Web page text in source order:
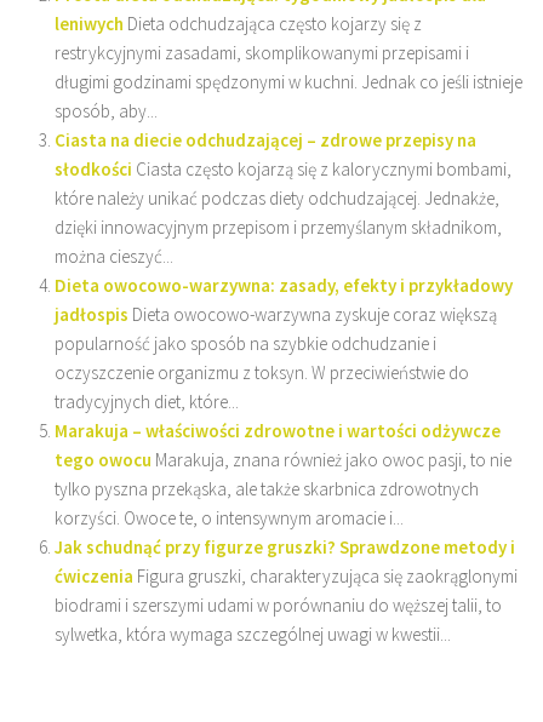
leniwych Dieta odchudzająca często kojarzy się z
restrykcyjnymi zasadami, skomplikowanymi przepisami i
długimi godzinami spędzonymi w kuchni. Jednak co jeśli istnieje
sposób, aby...
Ciasta na diecie odchudzającej – zdrowe przepisy na
słodkości Ciasta często kojarzą się z kalorycznymi bombami,
które należy unikać podczas diety odchudzającej. Jednakże,
dzięki innowacyjnym przepisom i przemyślanym składnikom,
można cieszyć...
Dieta owocowo-warzywna: zasady, efekty i przykładowy
jadłospis Dieta owocowo-warzywna zyskuje coraz większą
popularność jako sposób na szybkie odchudzanie i
oczyszczenie organizmu z toksyn. W przeciwieństwie do
tradycyjnych diet, które...
Marakuja – właściwości zdrowotne i wartości odżywcze
tego owocu Marakuja, znana również jako owoc pasji, to nie
tylko pyszna przekąska, ale także skarbnica zdrowotnych
korzyści. Owoce te, o intensywnym aromacie i...
Jak schudnąć przy figurze gruszki? Sprawdzone metody i
ćwiczenia Figura gruszki, charakteryzująca się zaokrąglonymi
biodrami i szerszymi udami w porównaniu do węższej talii, to
sylwetka, która wymaga szczególnej uwagi w kwestii...